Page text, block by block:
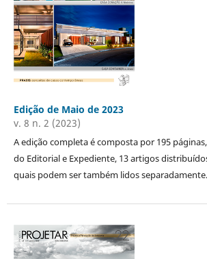
Edição de Maio de 2023
v. 8 n. 2 (2023)
A edição completa é composta por 195
do Editorial e Expediente, 13 artigos
quais podem ser também lidos separadamente.